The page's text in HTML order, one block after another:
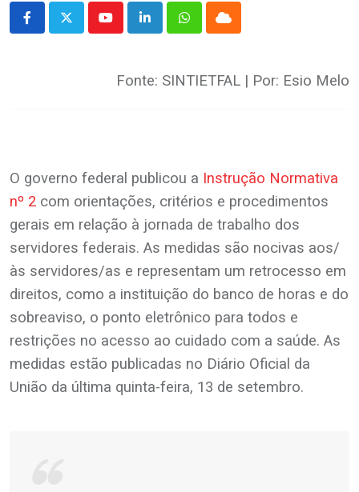
YoutubeLinkedInWhatsappCloud
Fonte: SINTIETFAL | Por: Esio Melo
O governo federal publicou a Instrução Normativa
nº 2 com orientações, critérios e procedimentos
gerais em relação à jornada de trabalho dos
servidores federais. As medidas são nocivas aos/
às servidores/as e representam um retrocesso em
direitos, como a instituição do banco de horas e do
sobreaviso, o ponto eletrônico para todos e
restrições no acesso ao cuidado com a saúde. As
medidas estão publicadas no Diário Oficial da
União da última quinta-feira, 13 de setembro.